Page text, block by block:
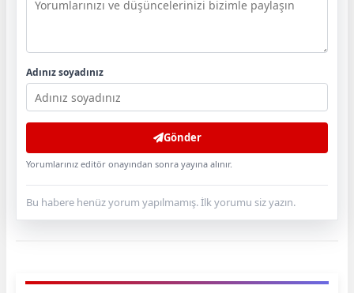
Adınız soyadınız
Gönder
Yorumlarınız editör onayından sonra yayına alınır.
Bu habere henüz yorum yapılmamış. İlk yorumu siz yazın.